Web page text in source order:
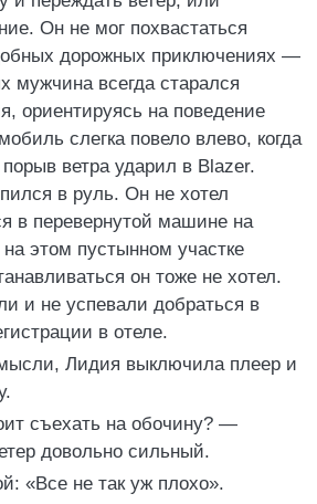
Он не мог похвастаться
дорожных приключениях —
мужчина всегда старался
ориентируясь на поведение
слегка повело влево, когда
ветра ударил в Blazer.
в руль. Он не хотел
в перевернутой машине на
этом пустынном участке
он тоже не хотел.
и не успевали добраться в
в отеле.
Лидия выключила плеер и
съехать на обочину? —
довольно сильный.
«Все не так уж плохо».